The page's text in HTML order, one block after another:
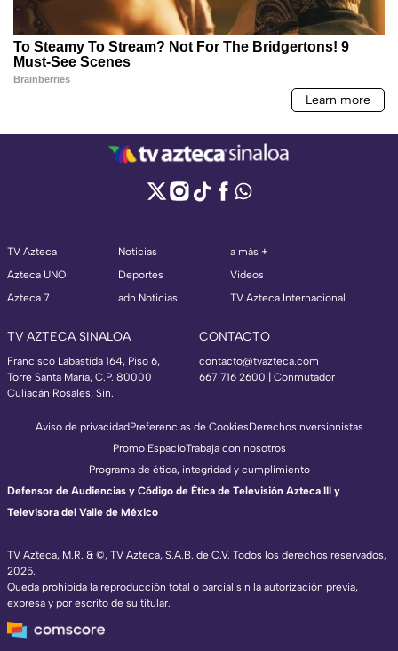
TV Azteca
Azteca UNO
Azteca 7
Noticias
Deportes
adn Noticias
a más +
Videos
TV Azteca Internacional
TV AZTECA SINALOA
Francisco Labastida 164, Piso 6,
Torre Santa María, C.P. 80000
Culiacán Rosales, Sin.
CONTACTO
contacto@tvazteca.com
667 716 2600 | Conmutador
TV Azteca, M.R. & ©, TV Azteca, S.A.B. de C.V. Todos los derechos reservados,
2025.
Queda prohibida la reproducción total o parcial sin la autorización previa,
expresa y por escrito de su titular.
Aviso de privacidadPreferencias de CookiesDerechosInversionistas
Promo EspacioTrabaja con nosotros
Programa de ética, integridad y cumplimiento
Defensor de Audiencias y Código de Ética de Televisión Azteca III y
Televisora del Valle de México